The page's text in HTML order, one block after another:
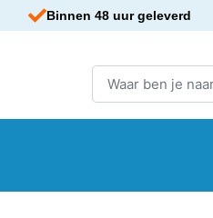
Binnen 48 uur geleverd